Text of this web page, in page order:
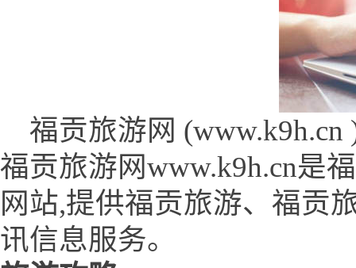
福贡旅游网 (www.k9h.cn
福贡旅游网www.k9h.cn是
网站,提供福贡旅游、福贡
讯信息服务。